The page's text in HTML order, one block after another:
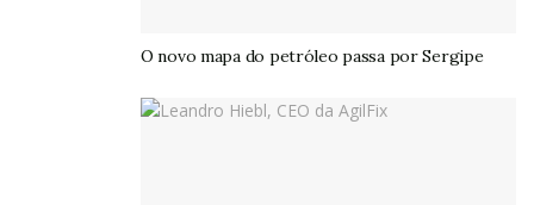
Bahia
O novo mapa do petróleo passa por Sergipe